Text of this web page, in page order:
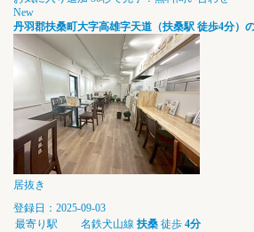
New
丹羽郡扶桑町大字高雄字天道（扶桑駅 徒歩4分）
居抜き
登録日：2025-09-03
最寄り駅
名鉄犬山線 扶桑 徒歩 4分